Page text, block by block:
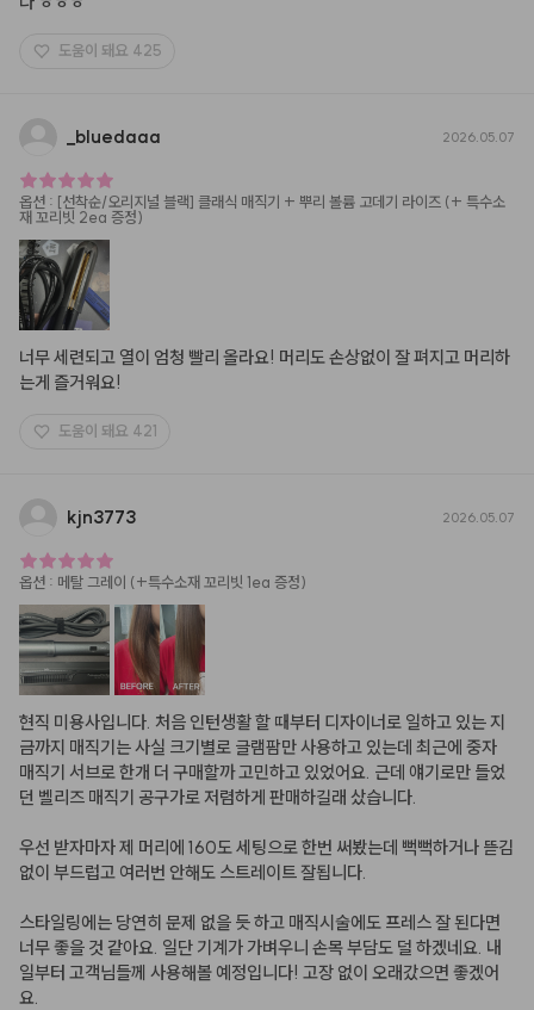
도움이 돼요 425
bluedaaa 2026.05.07
옵션 : [선착순/오리지널 블랙] 클래식 매직기 + 뿌리 볼륨 고데기 라이즈 (+ 특수소
재 꼬리빗 2ea 증정)
너무 세련되고 열이 엄청 빨리 올라요! 머리도 손상없이 잘 펴지고 머리하
는게 즐거워요!
도움이 돼요 421
kjn3773 2026.05.07
옵션 : 메탈 그레이 (+특수소재 꼬리빗 1ea 증정)
현직 미용사입니다. 처음 인턴생활 할 때부터 디자이너로 일하고 있는 지
금까지 매직기는 사실 크기별로 글램팜만 사용하고 있는데 최근에 중자
매직기 서브로 한개 더 구매할까 고민하고 있었어요. 근데 얘기로만 들었
던 벨리즈 매직기 공구가로 저렴하게 판매하길래 샀습니다.
우선 받자마자 제 머리에 160도 세팅으로 한번 써봤는데 뻑뻑하거나 뜯김
없이 부드럽고 여러번 안해도 스트레이트 잘됩니다.
스타일링에는 당연히 문제 없을 듯 하고 매직시술에도 프레스 잘 된다면
너무 좋을 것 같아요. 일단 기계가 가벼우니 손목 부담도 덜 하겠네요. 내
일부터 고객님들께 사용해볼 예정입니다! 고장 없이 오래갔으면 좋겠어
요.